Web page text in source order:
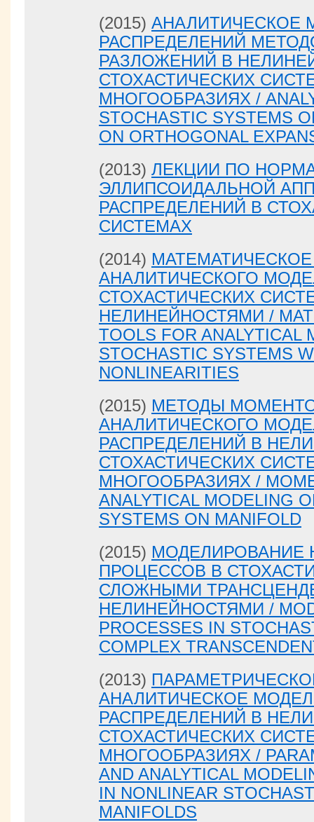
(2015) АНАЛИТИЧЕСКОЕ
РАСПРЕДЕЛЕНИЙ
РАЗЛОЖЕНИЙ В
СТОХАСТИЧЕСКИХ
МНОГООБРАЗИЯХ /
STOCHASTIC SYSTEMS
ON ORTHOGONAL
(2013) ЛЕКЦИИ ПО
ЭЛЛИПСОИДАЛЬНОЙ
РАСПРЕДЕЛЕНИЙ В
СИСТЕМАХ
(2014)
АНАЛИТИЧЕСКОГО
СТОХАСТИЧЕСКИХ
НЕЛИНЕЙНОСТЯМИ /
TOOLS FOR ANALYTICAL
STOCHASTIC SYSTEMS
NONLINEARITIES
(2015) МЕТОДЫ
АНАЛИТИЧЕСКОГО
РАСПРЕДЕЛЕНИЙ В
СТОХАСТИЧЕСКИХ
МНОГООБРАЗИЯХ /
ANALYTICAL MODELING
SYSTEMS ON MANIFOLD
(2015) МОДЕЛИРОВАНИЕ
ПРОЦЕССОВ В
СЛОЖНЫМИ
НЕЛИНЕЙНОСТЯМИ /
PROCESSES IN
COMPLEX
(2013)
АНАЛИТИЧЕСКОЕ
РАСПРЕДЕЛЕНИЙ В
СТОХАСТИЧЕСКИХ
МНОГООБРАЗИЯХ /
AND ANALYTICAL
IN NONLINEAR
MANIFOLDS